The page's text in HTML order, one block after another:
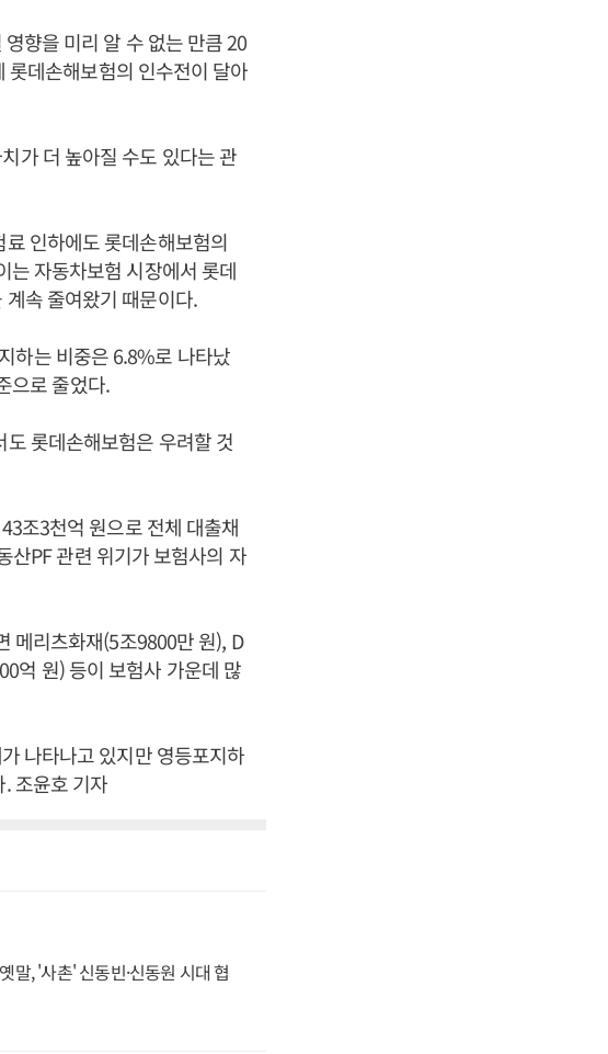
향을 미리 알 수 없는 만큼 20
롯데손해보험의 인수전이 달아
가 더 높아질 수도 있다는 관
인하에도 롯데손해보험의
는 자동차보험 시장에서 롯데
속 줄여왔기 때문이다.
하는 비중은 6.8%로 나타났
으로 줄었다.
롯데손해보험은 우려할 것
조3천억 원으로 전체 대출채
산PF 관련 위기가 보험사의 자
메리츠화재(5조9800만 원), D
억 원) 등이 보험사 가운데 많
나타나고 있지만 영등포지하
조윤호 기자
말, '사촌' 신동빈·신동원 시대 협